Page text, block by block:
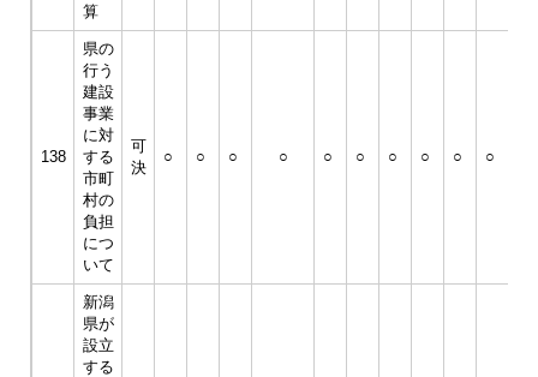
算
138
県の
行う
建設
事業
に対
する
市町
村の
負担
につ
いて
可
決
○ ○ ○ ○ ○ ○ ○ ○ ○ ○
新潟
県が
設立
する